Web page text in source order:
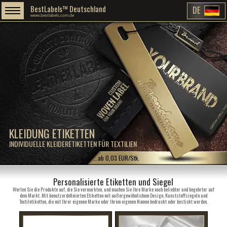
KLEIDUNG ETIKETTEN
INDIVIDUELLE KLEIDERETIKETTEN FÜR TEXTILIEN
BestLabels™ Deutschland
www.bestlabels.com.de DE
...ab 0,03 EUR/Stk.
Personalisierte Etiketten und Siegel
Werten Sie die Produkte auf, die Sie vermarkten, und machen Sie Ihre Marke noch beliebter und begehrter auf
dem Markt. Mit benutzerdefinierten Etiketten mit außergewöhnlichem Design, Kunststoffsiegeln und
Textiletiketten, die mit Ihrer eigenen Marke oder Ihrem eigenen Namen bedruckt oder bestickt werden.